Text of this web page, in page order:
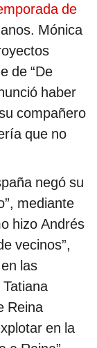
de
Mónica
de “De
haber
compañero
que no
negó su
mediante
hizo Andrés
vecinos”,
las
Reina
en la